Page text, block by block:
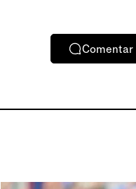
Comentar